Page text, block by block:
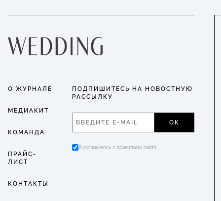
О ЖУРНАЛЕ
МЕДИАКИТ
КОМАНДА
ПРАЙС-
ЛИСТ
КОНТАКТЫ
ПОДПИШИТЕСЬ НА НОВОСТНУЮ
РАССЫЛКУ
ОК
Я соглашаюсь с правилами сайта